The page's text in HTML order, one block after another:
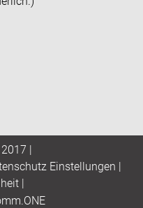
|
Einstellungen |
|